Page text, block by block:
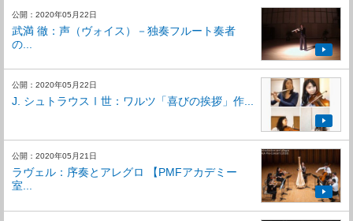
公開：2020年05月22日
武満 徹：声（ヴォイス）－独奏フルート奏者
の...
公開：2020年05月22日
J. シュトラウスⅠ世：ワルツ「喜びの挨拶」作...
公開：2020年05月21日
ラヴェル：序奏とアレグロ 【PMFアカデミー
室...